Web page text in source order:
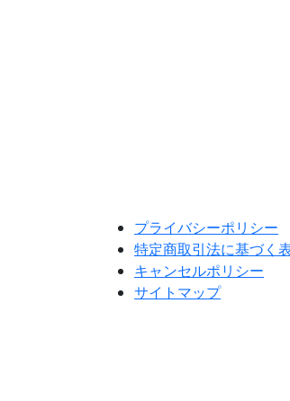
プライバシーポリシー
特定商取引法に基づく
キャンセルポリシー
サイトマップ